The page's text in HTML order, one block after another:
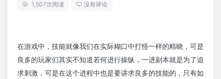
1,507次阅读 没有评论
在游戏中，技能就像我们在实际糊口中打怪一样的精晓，可是
良多的玩家们其实不知道若何进行操纵，一进副本就是为了追
求刺激，可是在这个进程中也是要讲求良多的技能的，只有如